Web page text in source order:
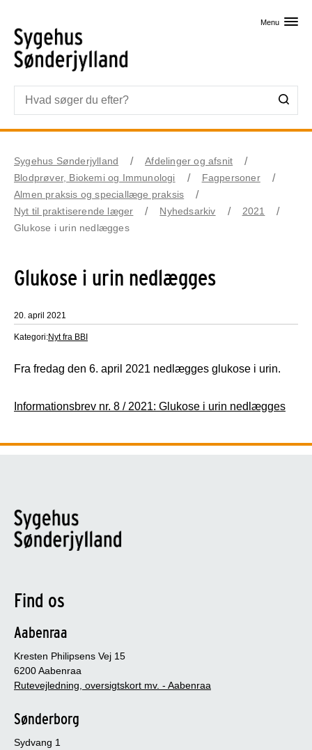
Menu
Sygehus Sønderjylland
Afdelinger og afsnit
Blodprøver, Biokemi og Immunologi
Fagpersoner
Almen praksis og speciallæge praksis
Nyt til praktiserende læger
Nyhedsarkiv
2021
Glukose i urin nedlægges
Glukose i urin nedlægges
20. april 2021
Kategori:Nyt fra BBI
Fra fredag den 6. april 2021 nedlægges glukose i urin.
Informationsbrev nr. 8 / 2021: Glukose i urin nedlægges
Find os
Aabenraa
Kresten Philipsens Vej 15
6200 Aabenraa
Rutevejledning, oversigtskort mv. - Aabenraa
Sønderborg
Sydvang 1